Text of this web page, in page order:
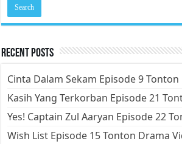
Recent Posts
Cinta Dalam Sekam Episode 9
Kasih Yang Terkorban Episode 21
Yes! Captain Zul Aaryan Episode 22
Wish List Episode 15 Tonton Drama